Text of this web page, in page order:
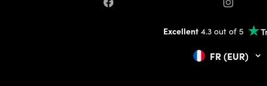
Facebook Instagram
Excellent 4.3 out of 5
FR (EUR)